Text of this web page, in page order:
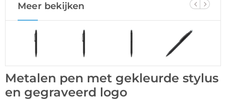
Meer bekijken
Metalen pen met gekleurde stylus
en gegraveerd logo